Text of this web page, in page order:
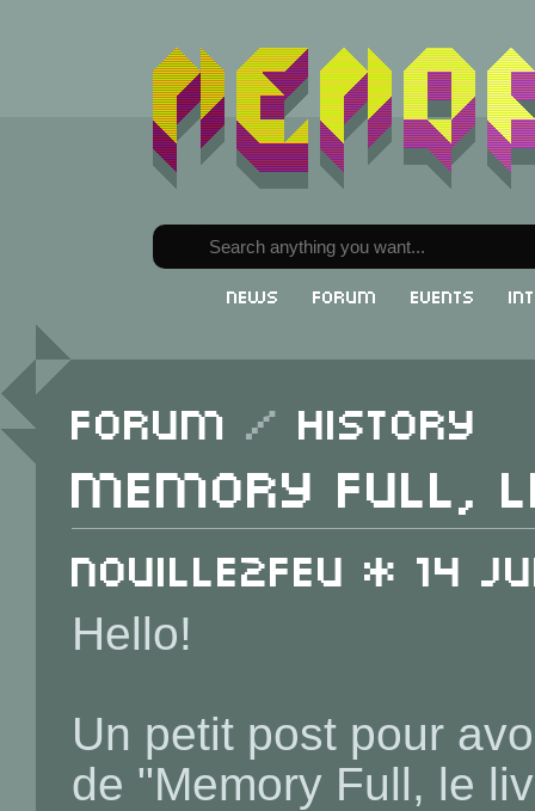
News Forum Events
Forum / History
Memory Full,
Nouille2Feu * 14
Hello!
Un petit post pour
de "Memory Full, le